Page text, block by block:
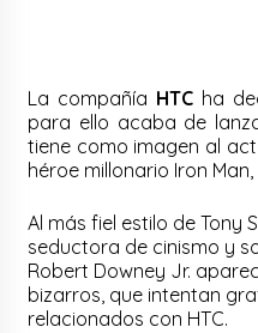
La compañía HTC ha
para ello acaba de
tiene como imagen al
héroe millonario Iron Man,
Al más fiel estilo de Tony
seductora de cinismo y
Robert Downey Jr.
bizarros, que intentan
relacionados con HTC.